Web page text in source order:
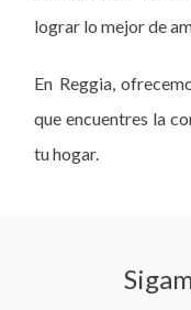
lograr lo mejor de
En Reggia,
que encuentres la
tu hogar.